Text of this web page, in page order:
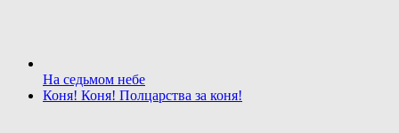
На седьмом небе
Коня! Коня! Полцарства за коня!